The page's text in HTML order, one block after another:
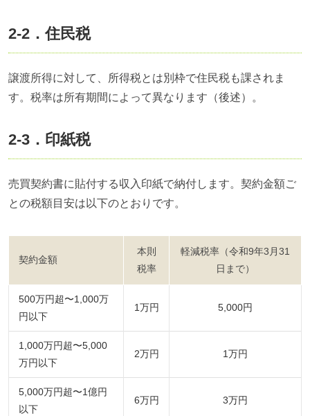
2-2．住民税
譲渡所得に対して、所得税とは別枠で住民税も課されま
す。税率は所有期間によって異なります（後述）。
2-3．印紙税
売買契約書に貼付する収入印紙で納付します。契約金額ご
との税額目安は以下のとおりです。
契約金額
本則
税率
軽減税率（令和9年3月31
日まで）
500万円超〜1,000万
円以下
1万円 5,000円
1,000万円超〜5,000
万円以下
2万円 1万円
5,000万円超〜1億円
以下
6万円 3万円